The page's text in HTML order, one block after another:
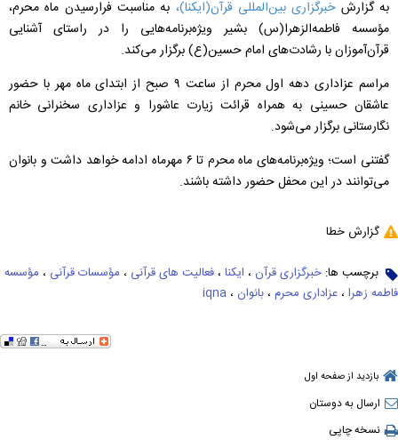
به گزارشخبرگزاری بین‌المللی قرآن(ایکنا)، به مناسبت فرارسیدن ماه محرم،
مؤسسه فاطمه‌الزهرا(س) بشیر ویژه‌برنامه‌هایی را در راستای آشنایی
قرآن‌آموزان با رشادت‌های امام حسین(ع) برگزار می‌کند.
مراسم عزاداری دهه اول محرم از ساعت ۹ صبح از ابتدای ماه مهر با حضور
عاشقان حسینی به همراه قرائت زیارت عاشورا و عزاداری سخنرانی خانم
نگارستانی برگزار می‌شود.
گفتنی است؛ ویژه‌برنامه‌های ماه محرم تا ۶ مهر‌ماه ادامه خواهد داشت و بانوان
می‌توانند در این محفل حضور داشته باشند.
گزارش خطا
برچسب ها: خبرگزاری قرآن ، ایکنا ، فعالیت های قرآنی ، مؤسسات قرآنی ، مؤسسه
فاطمه زهرا ، عزاداری محرم ، بانوان ، iqna
بازدید از صفحه اول
ارسال به دوستان
نسخه چاپی